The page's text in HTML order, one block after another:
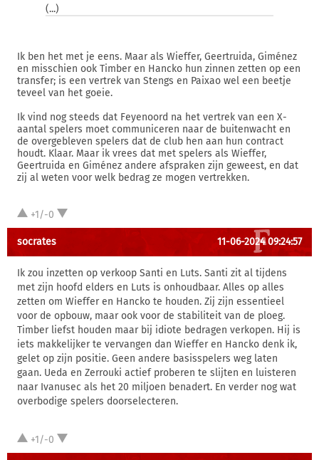
(...)
Ik ben het met je eens. Maar als Wieffer, Geertruida, Giménez
en misschien ook Timber en Hancko hun zinnen zetten op een
transfer; is een vertrek van Stengs en Paixao wel een beetje
teveel van het goeie.
Ik vind nog steeds dat Feyenoord na het vertrek van een X-
aantal spelers moet communiceren naar de buitenwacht en
de overgebleven spelers dat de club hen aan hun contract
houdt. Klaar. Maar ik vrees dat met spelers als Wieffer,
Geertruida en Giménez andere afspraken zijn geweest, en dat
zij al weten voor welk bedrag ze mogen vertrekken.
+1/-0
socrates 11-06-2024 09:24:57
Ik zou inzetten op verkoop Santi en Luts. Santi zit al tijdens
met zijn hoofd elders en Luts is onhoudbaar. Alles op alles
zetten om Wieffer en Hancko te houden. Zij zijn essentieel
voor de opbouw, maar ook voor de stabiliteit van de ploeg.
Timber liefst houden maar bij idiote bedragen verkopen. Hij is
iets makkelijker te vervangen dan Wieffer en Hancko denk ik,
gelet op zijn positie. Geen andere basisspelers weg laten
gaan. Ueda en Zerrouki actief proberen te slijten en luisteren
naar Ivanusec als het 20 miljoen benadert. En verder nog wat
overbodige spelers doorselecteren.
+1/-0